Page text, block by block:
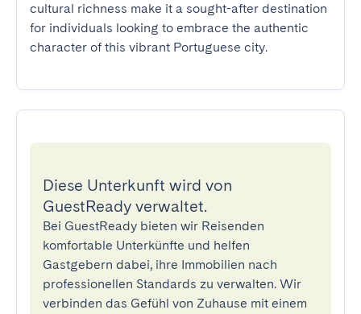
cultural richness make it a sought-after destination
for individuals looking to embrace the authentic
character of this vibrant Portuguese city.
Diese Unterkunft wird von
GuestReady verwaltet.
Bei GuestReady bieten wir Reisenden
komfortable Unterkünfte und helfen
Gastgebern dabei, ihre Immobilien nach
professionellen Standards zu verwalten. Wir
verbinden das Gefühl von Zuhause mit einem